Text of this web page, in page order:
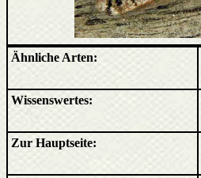
Ähnliche Arten:
Wissenswertes:
Zur Hauptseite: